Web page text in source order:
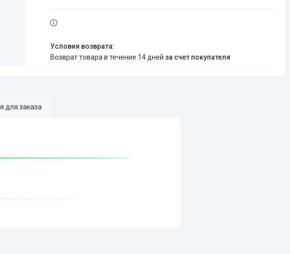
возврат товара в течение 14 дней за счет покупателя
для заказа